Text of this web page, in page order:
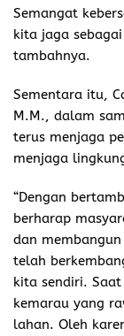
Semangat
kita jaga
tambahnya.
Sementara itu,
M.M., dalam
terus menjaga
menjaga
“Dengan
berharap
dan
telah
kita sendiri.
kemarau yang
lahan. Oleh